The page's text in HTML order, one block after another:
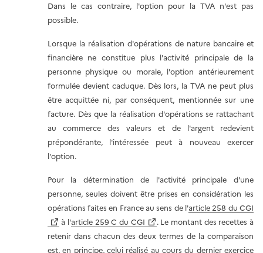
Dans le cas contraire, l'option pour la TVA n'est pas
possible.
Lorsque la réalisation d'opérations de nature bancaire et
financière ne constitue plus l'activité principale de la
personne physique ou morale, l'option antérieurement
formulée devient caduque. Dès lors, la TVA ne peut plus
être acquittée ni, par conséquent, mentionnée sur une
facture. Dès que la réalisation d'opérations se rattachant
au commerce des valeurs et de l'argent redevient
prépondérante, l'intéressée peut à nouveau exercer
l'option.
Pour la détermination de l'activité principale d'une
personne, seules doivent être prises en considération les
opérations faites en France au sens de l'article 258 du CGI
à l'article 259 C du CGI
. Le montant des recettes à
retenir dans chacun des deux termes de la comparaison
est, en principe, celui réalisé au cours du dernier exercice